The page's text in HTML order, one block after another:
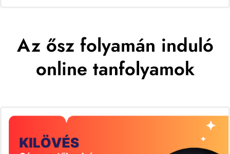
Az ősz folyamán induló
online tanfolyamok